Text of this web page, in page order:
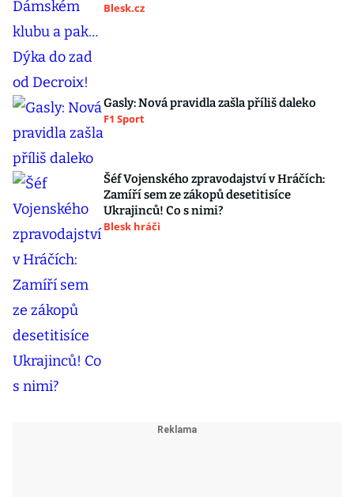
Blesk.cz
Gasly: Nová pravidla zašla příliš daleko
F1 Sport
Šéf Vojenského zpravodajství v Hráčích:
Zamíří sem ze zákopů desetitisíce
Ukrajinců! Co s nimi?
Blesk hráči